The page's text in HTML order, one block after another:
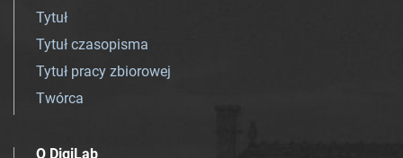
Tytuł
Tytuł czasopisma
Tytuł pracy zbiorowej
Twórca
O DigiLab